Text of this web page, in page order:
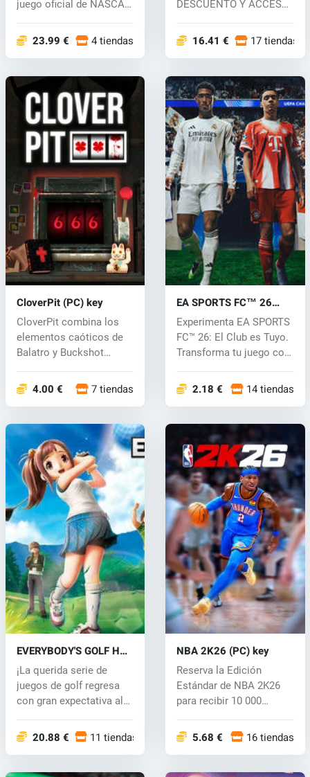
juego oficial de NASCAR,
23.99 € 4 tiendas
DESCUENTO Y ACCESO
n... 16.41 € 17 tiendas
CloverPit (PC) key
CloverPit combina los
elementos caóticos de
Balatro y Buckshot
4.00 € 7 tiendas
EA SPORTS FC™ 26
(PC) key
Experimenta EA SPORTS
FC™ 26: El Club es Tuyo.
Transforma tu juego con
2.18 € 14 tiendas
EVERYBODY'S GOLF HOT
SHOTS (PC) key
¡La querida serie de
juegos de golf regresa
con gran expectativa al
20.88 € 11 tiendas
NBA 2K26 (PC) key
Reserva la Edición
Estándar de NBA 2K26
para recibir 10 000
5.68 € 16 tiendas